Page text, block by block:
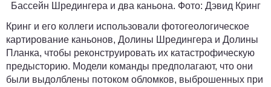
Бассейн Шредингера и два каньона. Фото: Дэвид Кринг
Кринг и его коллеги использовали фотогеологическое
картирование каньонов, Долины Шредингера и Долины
Планка, чтобы реконструировать их катастрофическую
предысторию. Модели команды предполагают, что они
были выдолблены потоком обломков, выброшенных при